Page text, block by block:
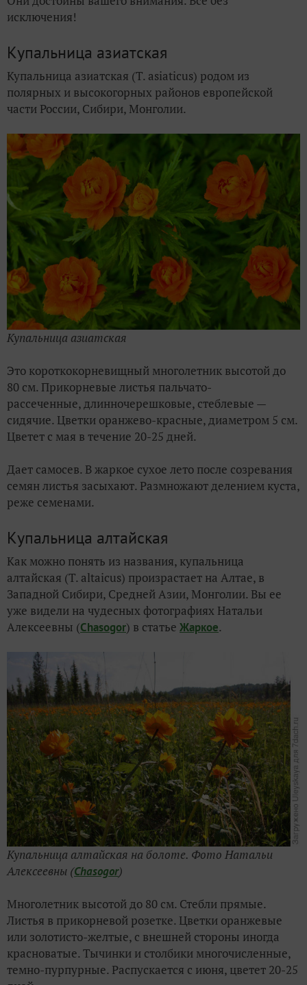
исключения!
Купальница азиатская
Купальница азиатская (T. asiaticus) родом из
полярных и высокогорных районов европейской
части России, Сибири, Монголии.
Купальница азиатская
Это короткокорневищный многолетник высотой до
80 см. Прикорневые листья пальчато-
рассеченные, длинночерешковые, стеблевые —
сидячие. Цветки оранжево-красные, диаметром 5 см.
Цветет с мая в течение 20-25 дней.
Дает самосев. В жаркое сухое лето после созревания
семян листья засыхают. Размножают делением куста,
реже семенами.
Купальница алтайская
Как можно понять из названия, купальница
алтайская (T. altaicus) произрастает на Алтае, в
Западной Сибири, Средней Азии, Монголии. Вы ее
уже видели на чудесных фотографиях Натальи
Алексеевны (Chasogor) в статье Жаркое.
Купальница алтайская на болоте. Фото Натальи
Алексеевны (Chasogor)
Многолетник высотой до 80 см. Стебли прямые.
Листья в прикорневой розетке. Цветки оранжевые
или золотисто-желтые, с внешней стороны иногда
красноватые. Тычинки и столбики многочисленные,
темно-пурпурные. Распускается с июня, цветет 20-25